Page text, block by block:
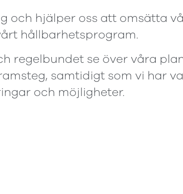
och hjälper oss att omsätta
hållbarhetsprogram.
regelbundet se över våra
samtidigt som vi har
och möjligheter.